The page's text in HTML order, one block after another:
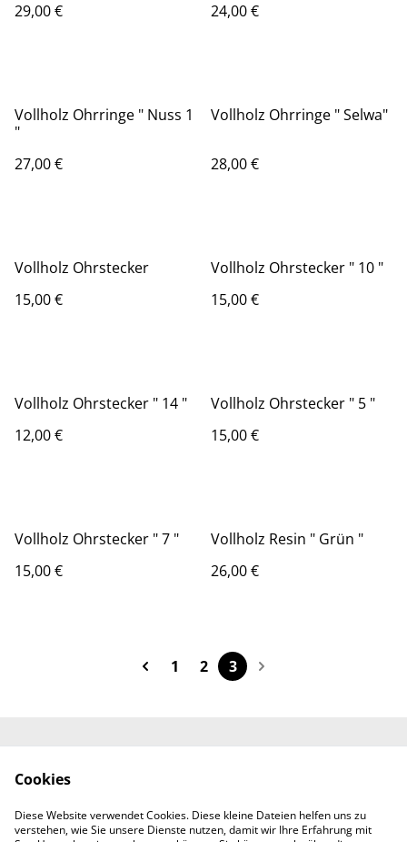
29,00 €
24,00 €
Vollholz Ohrringe " Nuss 1
"
27,00 €
Vollholz Ohrringe " Selwa"
28,00 €
Vollholz Ohrstecker
15,00 €
Vollholz Ohrstecker " 10 "
15,00 €
Vollholz Ohrstecker " 14 "
12,00 €
Vollholz Ohrstecker " 5 "
15,00 €
Vollholz Ohrstecker " 7 "
15,00 €
Vollholz Resin " Grün "
26,00 €
1 2 3
Datenschutz
Cookie-Richtlinie
Cookies
Diese Website verwendet Cookies. Diese kleine Dateien helfen uns zu
verstehen, wie Sie unsere Dienste nutzen, damit wir Ihre Erfahrung mit